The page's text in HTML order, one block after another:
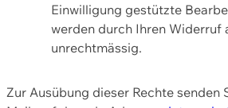
Einwilligung gestützte
werden durch Ihren Widerruf
unrechtmässig.
Zur Ausübung dieser Rechte senden